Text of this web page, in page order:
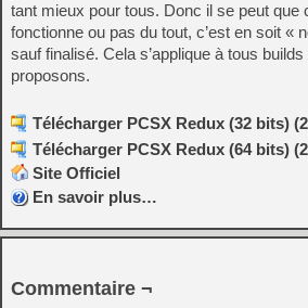
tant mieux pour tous. Donc il se peut que
fonctionne ou pas du tout, c’est en soit «
sauf finalisé. Cela s’applique à tous
proposons.
Télécharger PCSX Redux (32 bits)
Télécharger PCSX Redux (64 bits)
Site Officiel
En savoir plus…
Commentaire ¬